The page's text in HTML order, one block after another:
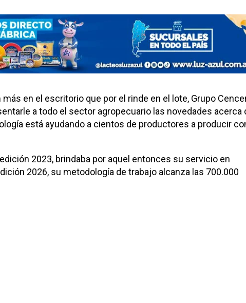
en el escritorio que por el rinde en el lote, Grupo
a todo el sector agropecuario las novedades acerca
está ayudando a cientos de productores a producir
2023, brindaba por aquel entonces su servicio en
2026, su metodología de trabajo alcanza las 700.000